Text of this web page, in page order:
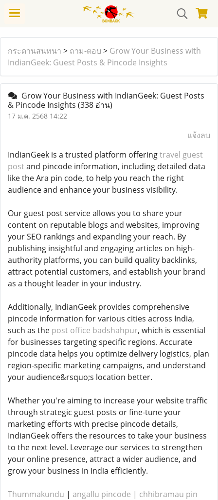
กระดานสนทนา > ถาม-ตอบ > Grow Your Business with
IndianGeek: Guest Posts & Pincode Insights
Grow Your Business with IndianGeek: Guest Posts
& Pincode Insights (338 อ่าน)
17 ม.ค. 2568 14:22
แจ้งลบ
IndianGeek is a trusted platform offeringtravel guest
postand pincode information, including detailed data
like the Ara pin code, to help you reach the right
audience and enhance your business visibility.
Our guest post service allows you to share your
content on reputable blogs and websites, improving
your SEO rankings and expanding your reach. By
publishing insightful and engaging articles on high-
authority platforms, you can build quality backlinks,
attract potential customers, and establish your brand
as a thought leader in your industry.
Additionally, IndianGeek provides comprehensive
pincode information for various cities across India,
such as the post office badshahpur, which is essential
for businesses targeting specific regions. Accurate
pincode data helps you optimize delivery logistics, plan
region-specific marketing campaigns, and understand
your audience&rsquo;s location better.
Whether you're aiming to increase your website traffic
through strategic guest posts or fine-tune your
marketing efforts with precise pincode details,
IndianGeek offers the resources to take your business
to the next level. Leverage our services to strengthen
your online presence, attract a wider audience, and
grow your business in India efficiently.
Thummakundu | angallu pincode | chhibramau pin